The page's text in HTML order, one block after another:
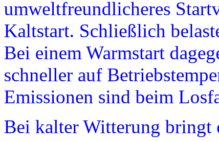
umweltfreundlicheres
Kaltstart. Schließlich
Bei einem Warmstart
schneller auf
Emissionen sind beim
Bei kalter Witterung bringt